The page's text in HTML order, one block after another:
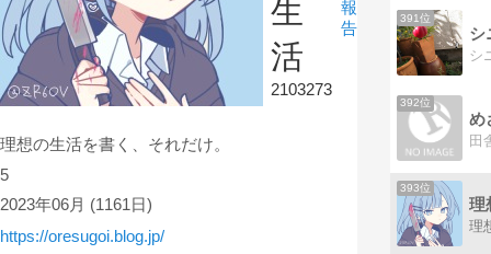
生
活
2103273
報
告
理想の生活を書く、それだけ。
5
2023年06月 (1161日)
https://oresugoi.blog.jp/
391位
シ
392位
393位
理
理